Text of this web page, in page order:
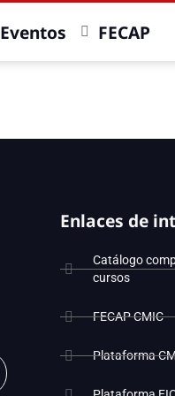
Eventos FECAP
Enlaces de
Catálogo
cursos
FECAP CMIC
Plataforma